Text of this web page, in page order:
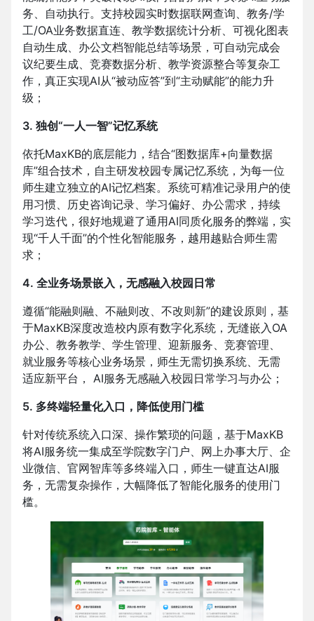
务、自动执行。支持校园实时数据联网查询、教务/学
工/OA业务数据直连、教学数据统计分析、可视化图表
自动生成、办公文档智能总结等场景，可自动完成会
议纪要生成、竞赛数据分析、教学资源整合等复杂工
作，真正实现AI从“被动应答”到“主动赋能”的能力升
级；
3. 独创“一人一智”记忆系统
依托MaxKB的底层能力，结合“图数据库+向量数据
库”组合技术，自主研发校园专属记忆系统，为每一位
师生建立独立的AI记忆档案。系统可精准记录用户的使
用习惯、历史咨询记录、学习偏好、办公需求，持续
学习迭代，很好地规避了通用AI同质化服务的弊端，实
现“千人千面”的个性化智能服务，越用越贴合师生需
求；
4. 全业务场景嵌入，无感融入校园日常
遵循“能融则融、不融则改、不改则新”的建设原则，基
于MaxKB深度改造校内原有数字化系统，无缝嵌入OA
办公、教务教学、学生管理、迎新服务、竞赛管理、
就业服务等核心业务场景，师生无需切换系统、无需
适应新平台， AI服务无感融入校园日常学习与办公；
5. 多终端轻量化入口，降低使用门槛
针对传统系统入口深、操作繁琐的问题，基于MaxKB
将AI服务统一集成至学院数字门户、网上办事大厅、企
业微信、官网智库等多终端入口，师生一键直达AI服
务，无需复杂操作，大幅降低了智能化服务的使用门
槛。